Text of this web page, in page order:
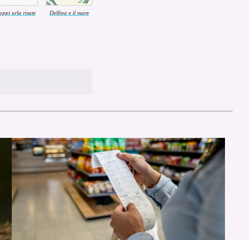
urla risate Delfina e il mare